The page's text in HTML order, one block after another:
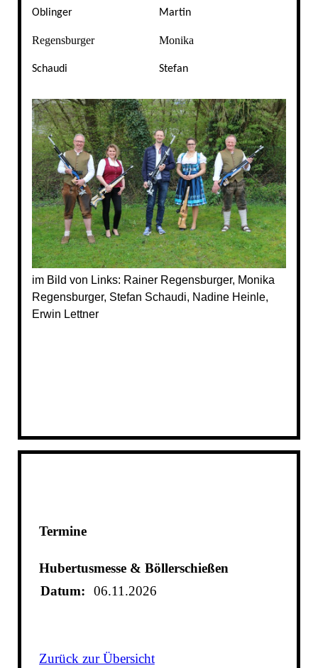
Oblinger Martin
Regensburger Monika
Schaudi Stefan
im Bild von Links: Rainer Regensburger, Monika
Regensburger, Stefan Schaudi, Nadine Heinle,
Erwin Lettner
Termine
Hubertusmesse & Böllerschießen
Datum:
06.11.2026
Zurück zur Übersicht